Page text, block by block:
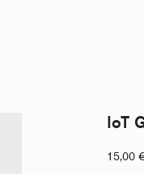
IoT
15,00